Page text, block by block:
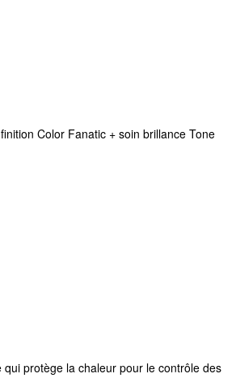
Color Fanatic + soin brillance Tone
qui protège la chaleur pour le contrôle des